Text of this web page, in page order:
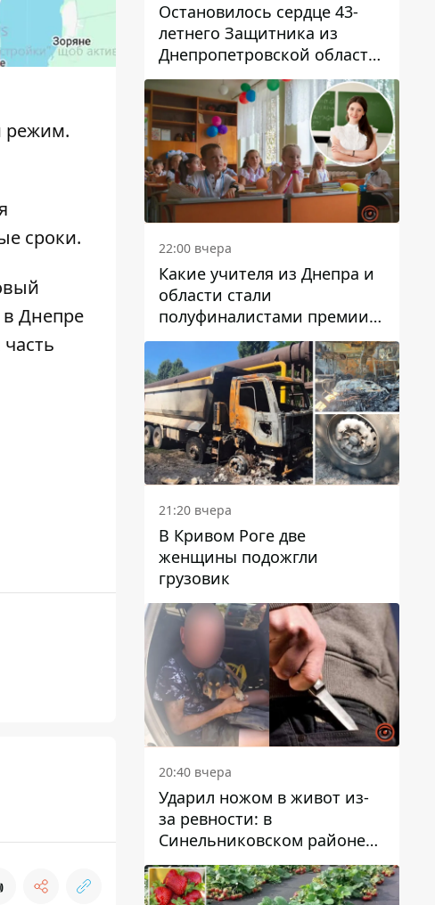
режим.
сроки.
Днепре
Остановилось сердце 43-
летнего Защитника из
Днепропетровской области
Евгения Зинченко
22:00 вчера
Какие учителя из Днепра и
области стали
полуфиналистами премии
Global Teacher Prize Ukraine
2026
21:20 вчера
В Кривом Роге две
женщины подожгли
грузовик
20:40 вчера
Ударил ножом в живот из-
за ревности: в
Синельниковском районе
задержали 49-летнего
мужчину за убийство